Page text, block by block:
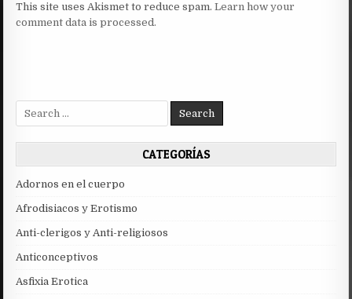
This site uses Akismet to reduce spam.Learn how your
comment data is processed.
Search
for:
CATEGORÍAS
Adornos en el cuerpo
Afrodisiacos y Erotismo
Anti-clerigos y Anti-religiosos
Anticonceptivos
Asfixia Erotica